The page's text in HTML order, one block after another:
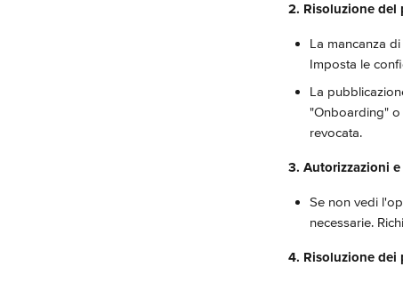
2. Risoluzione del
La mancanza
Imposta le
La
"Onboarding"
revocata.
3. Autorizzazioni
Se non vedi
necessarie.
4. Risoluzione dei